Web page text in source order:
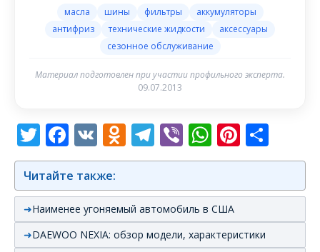
масла шины фильтры
аккумуляторы
антифриз
технические жидкости
аксессуары
сезонное обслуживание
Материал подготовлен при участии профильного эксперта.
09.07.2013
Twitter
Facebook
VK Odnoklassniki
Telegram
Viber
Читайте также:
Наименее угоняемый автомобиль в США
DAEWOO NEXIA: обзор модели, характеристики